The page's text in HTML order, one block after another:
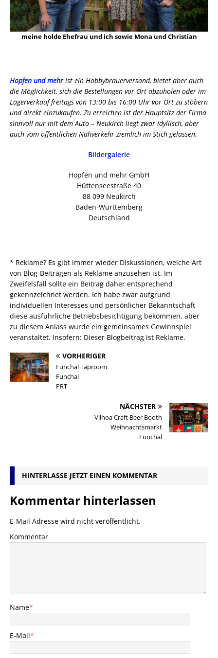
meine holde Ehefrau und ich sowie Mona und Christian
Hopfen und mehrist ein Hobbybrauerversand, bietet aber auch
die Möglichkeit, sich die Bestellungen vor Ort abzuholen oder im
Lagerverkauf freitags von 13:00 bis 16:00 Uhr vor Ort zu stöbern
und direkt einzukaufen. Zu erreichen ist der Hauptsitz der Firma
sinnvoll nur mit dem Auto – Neukirch liegt zwar idyllisch, aber
auch vom öffentlichen Nahverkehr ziemlich im Stich gelassen.
Bildergalerie
Hopfen und mehr GmbH
Hüttenseestraße 40
88 099 Neukirch
Baden-Württemberg
Deutschland
* Reklame? Es gibt immer wieder Diskussionen, welche Art
von Blog-Beiträgen als Reklame anzusehen ist. Im
Zweifelsfall sollte ein Beitrag daher entsprechend
gekennzeichnet werden. Ich habe zwar aufgrund
individuellen Interesses und persönlicher Bekanntschaft
diese ausführliche Betriebsbesichtigung bekommen, aber
zu diesem Anlass wurde ein gemeinsames Gewinnspiel
veranstaltet. Insofern: Dieser Blogbeitrag ist Reklame.
VORHERIGER
Funchal Taproom
Funchal
PRT
NÄCHSTER
Vilhoa Craft Beer Booth
Weihnachtsmarkt
Funchal
HINTERLASSE JETZT EINEN KOMMENTAR
Kommentar hinterlassen
E-Mail Adresse wird nicht veröffentlicht.
Kommentar
Name*
E-Mail*